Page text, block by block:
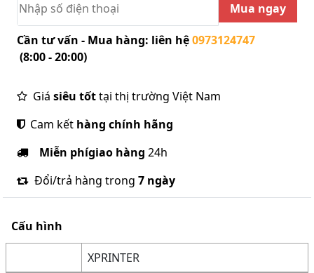
Mua ngay
Cần tư vấn - Mua hàng: liên hệ0973124747
(8:00 - 20:00)
Giá siêu tốttại thị trường Việt Nam
Cam kết hàng chính hãng
Miễn phígiao hàng 24h
Đổi/trả hàng trong 7 ngày
Cấu hình
XPRINTER